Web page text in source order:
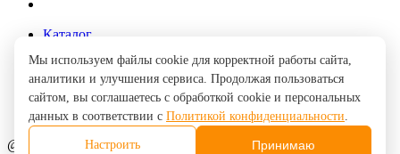
Каталог
Где купить
Контакты
О компании
Партнерам
@RW 2026
Мы используем файлы cookie для корректной работы сайта,
аналитики и улучшения сервиса. Продолжая пользоваться
сайтом, вы соглашаетесь с обработкой cookie и персональных
данных в соответствии с Политикой конфиденциальности.
Настроить Принимаю